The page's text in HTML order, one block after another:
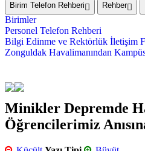
Birim Telefon Rehberi Rehber
Birimler
Personel Telefon Rehberi
Bilgi Edinme ve Rektörlük İletişim
Zonguldak Havalimanından
Minikler Depremde
Öğrencilerimiz